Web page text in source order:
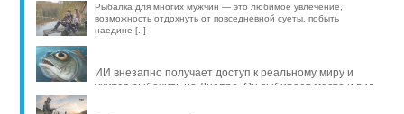
Рыбалка для многих мужчин — это любимое увлечение,
возможность отдохнуть от повседневной суеты, побыть
наедине [..]
ИИ внезапно получает доступ к реальному миру и
учится рыбачить на Днепре. Он выбирает место и вид